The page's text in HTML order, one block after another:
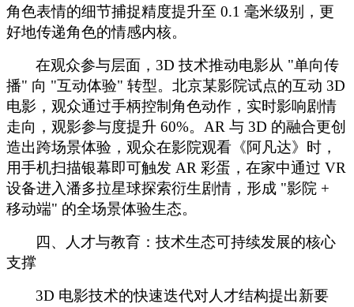
角色表情的细节捕捉精度提升至 0.1 毫米级别，更
好地传递角色的情感内核。
在观众参与层面， 3D 技术推动电影从 "单向传
播" 向 "互动体验" 转型。北京某影院试点的互动 3D
电影，观众通过手柄控制角色动作，实时影响剧情
走向，观影参与度提升 60%。AR 与 3D 的融合更创
造出跨场景体验，观众在影院观看《阿凡达》时，
用手机扫描银幕即可触发 AR 彩蛋，在家中通过 VR
设备进入潘多拉星球探索衍生剧情，形成 "影院 +
移动端" 的全场景体验生态。
四、人才与教育：技术生态可持续发展的核心
支撑
3D 电影技术的快速迭代对人才结构提出新要